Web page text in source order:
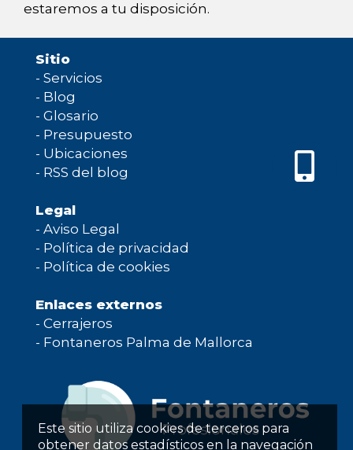
Este sitio utiliza cookies de terceros para
obtener datos estadísticos en la navegación
estaremos a tu disposición.
Sitio
- Servicios
- Blog
- Glosario
- Presupuesto
- Ubicaciones
- RSS del blog
Legal
- Aviso Legal
- Política de privacidad
- Política de cookies
Enlaces externos
- Cerrajeros
- Fontaneros Palma de Mallorca